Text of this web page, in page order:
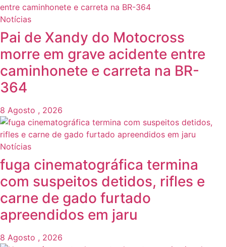
Notícias
Pai de Xandy do Motocross
morre em grave acidente entre
caminhonete e carreta na BR-
364
8 Agosto , 2026
Notícias
fuga cinematográfica termina
com suspeitos detidos, rifles e
carne de gado furtado
apreendidos em jaru
8 Agosto , 2026